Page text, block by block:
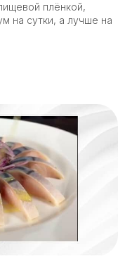
плёнкой,
на сутки, а лучше на